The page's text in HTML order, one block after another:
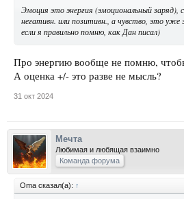
Эмоция это энергия (эмоциональный заряд),
негативн. или позитивн., а чувство, это
если я правильно помню, как Дан писал)
Про энергию вообще не помню,
А оценка +/- это разве не мысль?
31 окт 2024
Мечта
Любимая и любящая взаимно
Команда форума
Oma сказал(а): ↑